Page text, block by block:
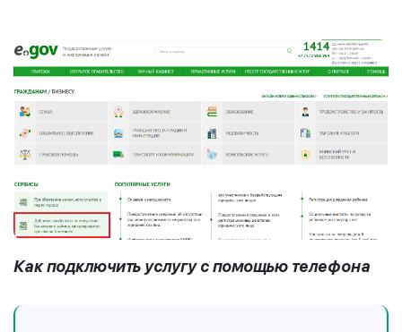
Как подключить услугу с помощью телефона